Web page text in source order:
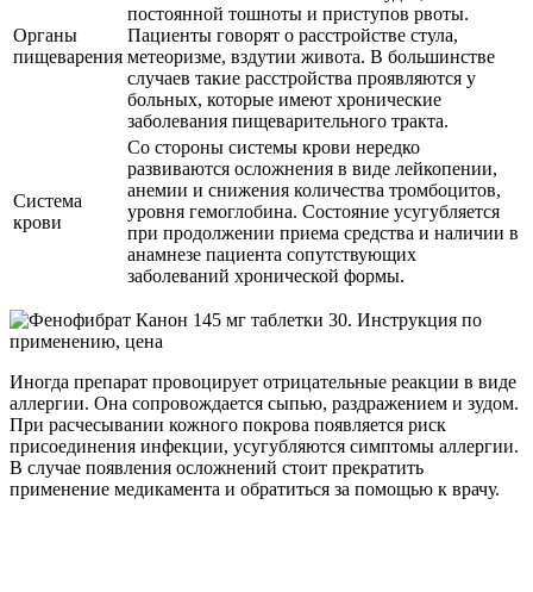
Органы
пищеварения
постоянной тошноты и приступов рвоты.
Пациенты говорят о расстройстве стула,
метеоризме, вздутии живота. В большинстве
случаев такие расстройства проявляются у
больных, которые имеют хронические
заболевания пищеварительного тракта.
Система
крови
Со стороны системы крови нередко
развиваются осложнения в виде лейкопении,
анемии и снижения количества тромбоцитов,
уровня гемоглобина. Состояние усугубляется
при продолжении приема средства и наличии в
анамнезе пациента сопутствующих
заболеваний хронической формы.
Иногда препарат провоцирует отрицательные реакции в виде
аллергии. Она сопровождается сыпью, раздражением и зудом.
При расчесывании кожного покрова появляется риск
присоединения инфекции, усугубляются симптомы аллергии.
В случае появления осложнений стоит прекратить
применение медикамента и обратиться за помощью к врачу.